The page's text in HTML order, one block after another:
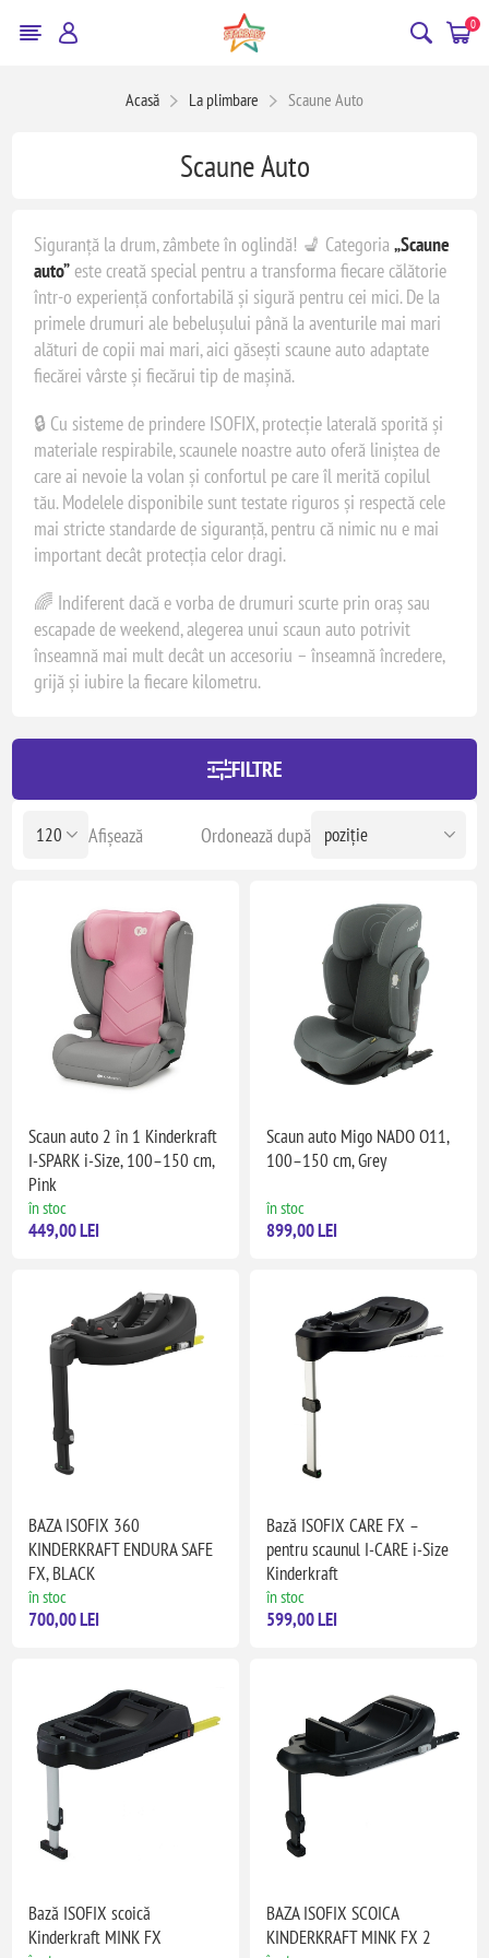
0
Acasă La plimbare Scaune Auto
Scaune Auto
Siguranță la drum, zâmbete în oglindă! 💺 Categoria„Scaune
auto”este creată special pentru a transforma fiecare călătorie
într-o experiență confortabilă și sigură pentru cei mici. De la
primele drumuri ale bebelușului până la aventurile mai mari
alături de copii mai mari, aici găsești scaune auto adaptate
fiecărei vârste și fiecărui tip de mașină.
🔒 Cu sisteme de prindere ISOFIX, protecție laterală sporită și
materiale respirabile, scaunele noastre auto oferă liniștea de
care ai nevoie la volan și confortul pe care îl merită copilul
tău. Modelele disponibile sunt testate riguros și respectă cele
mai stricte standarde de siguranță, pentru că nimic nu e mai
important decât protecția celor dragi.
🌈 Indiferent dacă e vorba de drumuri scurte prin oraș sau
escapade de weekend, alegerea unui scaun auto potrivit
înseamnă mai mult decât un accesoriu – înseamnă încredere,
grijă și iubire la fiecare kilometru.
FILTRE
Ordonează după
Afișează
Scaun auto 2 în 1 Kinderkraft
I-SPARK i-Size, 100–150 cm,
Pink
în stoc
449,00 LEI
Scaun auto Migo NADO O11,
100–150 cm, Grey
în stoc
899,00 LEI
BAZA ISOFIX 360
KINDERKRAFT ENDURA SAFE
FX, BLACK
în stoc
700,00 LEI
Bază ISOFIX CARE FX –
pentru scaunul I-CARE i-Size
Kinderkraft
în stoc
599,00 LEI
Bază ISOFIX scoică
Kinderkraft MINK FX
BAZA ISOFIX SCOICA
KINDERKRAFT MINK FX 2